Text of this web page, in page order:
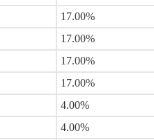
17.00%
17.00%
17.00%
17.00%
4.00%
4.00%